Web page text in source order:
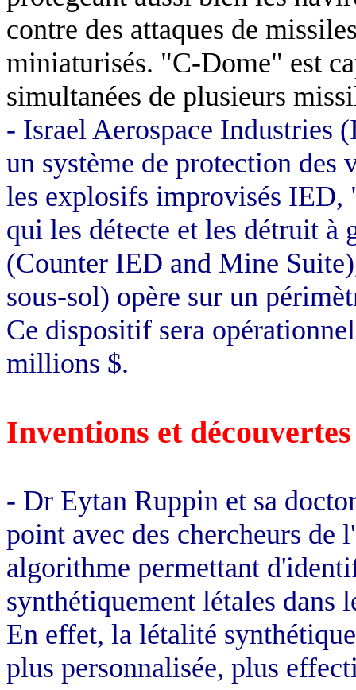
contre des attaques de
miniaturisés. "C-Dome" est
simultanées de plusieurs
- Israel Aerospace Industries
un système de protection des
les explosifs improvisés
qui les détecte et les détruit à
(Counter IED and Mine
sous-sol) opère sur un
Ce dispositif sera
millions $.
Inventions et découvertes
- Dr Eytan Ruppin et sa
point avec des chercheurs
algorithme permettant
synthétiquement létales dans
En effet, la létalité
plus personnalisée, plus